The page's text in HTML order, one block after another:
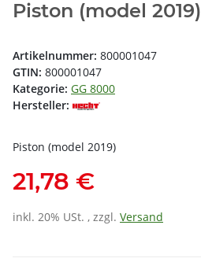
Piston (model 2019)
Artikelnummer: 800001047
GTIN: 800001047
Kategorie: GG 8000
Hersteller:
Piston (model 2019)
21,78 €
inkl. 20% USt. , zzgl. Versand